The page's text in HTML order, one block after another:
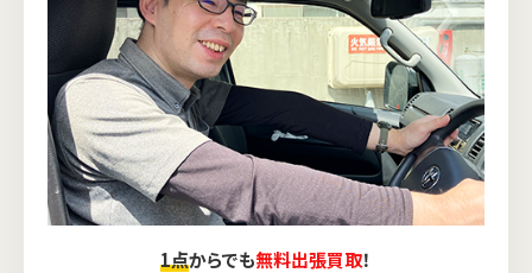
1点からでも無料出張買取！